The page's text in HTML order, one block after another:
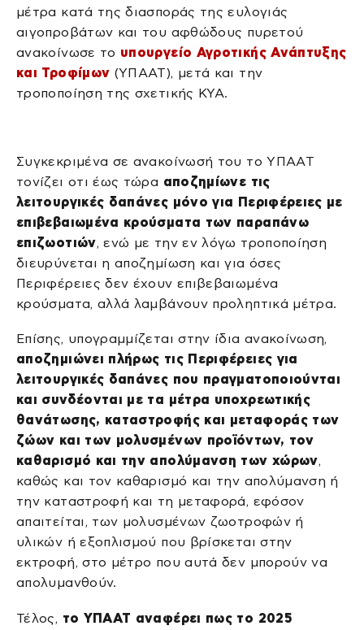
μέτρα κατά της διασποράς της ευλογιάς
αιγοπροβάτων και του αφθώδους πυρετού
ανακοίνωσε το υπουργείο Αγροτικής Ανάπτυξης
και Τροφίμων (ΥΠΑΑΤ), μετά και την
τροποποίηση της σχετικής ΚΥΑ.
Συγκεκριμένα σε ανακοίνωσή του το ΥΠΑΑΤ
τονίζει οτι έως τώρα αποζημίωνε τις
λειτουργικές δαπάνες μόνο για Περιφέρειες με
επιβεβαιωμένα κρούσματα των παραπάνω
επιζωοτιών, ενώ με την εν λόγω τροποποίηση
διευρύνεται η αποζημίωση και για όσες
Περιφέρειες δεν έχουν επιβεβαιωμένα
κρούσματα, αλλά λαμβάνουν προληπτικά μέτρα.
Επίσης, υπογραμμίζεται στην ίδια ανακοίνωση,
αποζημιώνει πλήρως τις Περιφέρειες για
λειτουργικές δαπάνες που πραγματοποιούνται
και συνδέονται με τα μέτρα υποχρεωτικής
θανάτωσης, καταστροφής και μεταφοράς των
ζώων και των μολυσμένων προϊόντων, τον
καθαρισμό και την απολύμανση των χώρων,
καθώς και τον καθαρισμό και την απολύμανση ή
την καταστροφή και τη μεταφορά, εφόσον
απαιτείται, των μολυσμένων ζωοτροφών ή
υλικών ή εξοπλισμού που βρίσκεται στην
εκτροφή, στο μέτρο που αυτά δεν μπορούν να
απολυμανθούν.
Τέλος, το ΥΠΑΑΤ αναφέρει πως το 2025